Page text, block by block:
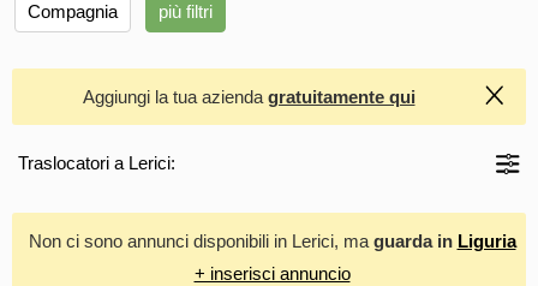
Compagnia più filtri
Aggiungi la tua azienda gratuitamente qui
Traslocatori a Lerici:
Non ci sono annunci disponibili in Lerici, ma guarda in Liguria
+ inserisci annuncio